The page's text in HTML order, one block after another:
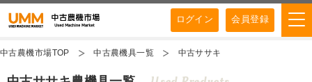
ログイン 会員登録
中古農機市場TOP 中古農機具一覧 中古ササキ